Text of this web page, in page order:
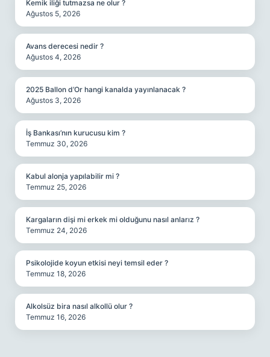
Kemik iliği tutmazsa ne olur ?
Ağustos 5, 2026
Avans derecesi nedir ?
Ağustos 4, 2026
2025 Ballon d’Or hangi kanalda yayınlanacak ?
Ağustos 3, 2026
İş Bankası’nın kurucusu kim ?
Temmuz 30, 2026
Kabul alonja yapılabilir mi ?
Temmuz 25, 2026
Kargaların dişi mi erkek mi olduğunu nasıl anlarız ?
Temmuz 24, 2026
Psikolojide koyun etkisi neyi temsil eder ?
Temmuz 18, 2026
Alkolsüz bira nasıl alkollü olur ?
Temmuz 16, 2026